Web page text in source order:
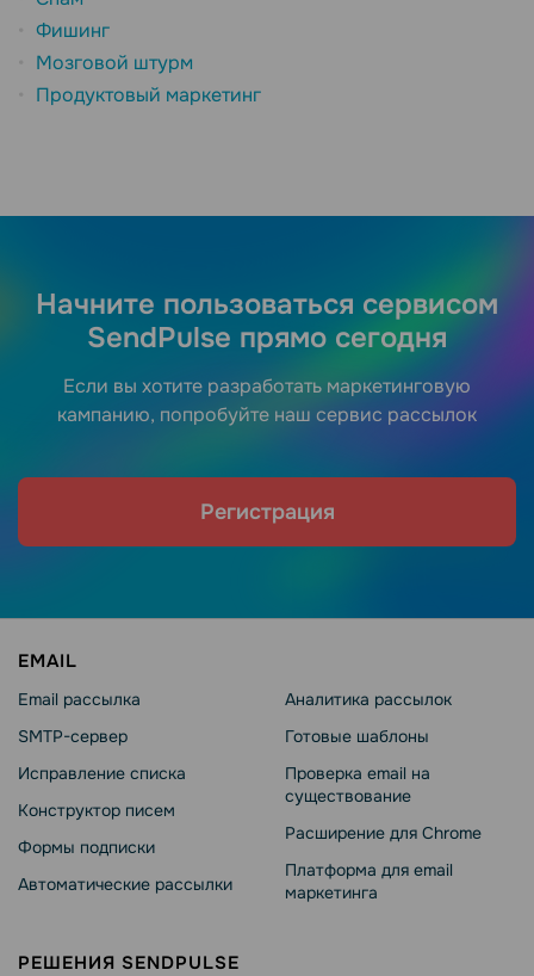
Фишинг
Мозговой штурм
Продуктовый маркетинг
Начните пользоваться сервисом
SendPulse прямо сегодня
Если вы хотите разработать маркетинговую
кампанию, попробуйте наш сервис рассылок
Регистрация
EMAIL
Email рассылка
SMTP-сервер
Исправление списка
Конструктор писем
Формы подписки
Автоматические рассылки
Аналитика рассылок
Готовые шаблоны
Проверка email на
существование
Расширение для Chrome
Платформа для email
маркетинга
РЕШЕНИЯ SENDPULSE